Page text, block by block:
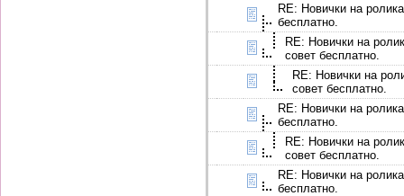
RE: Новички на
бесплатно.
RE: Новички на
совет бесплатно.
RE: Новички на
совет бесплатно.
RE: Новички на
бесплатно.
RE: Новички на
совет бесплатно.
RE: Новички на
бесплатно.